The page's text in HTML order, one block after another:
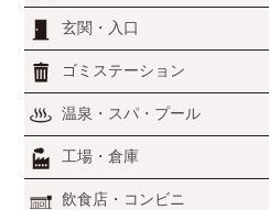
玄関・入口
ゴミステーション
温泉・スパ・プール
工場・倉庫
飲食店・コンビニ